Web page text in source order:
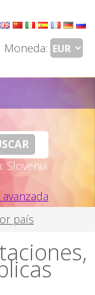
Moneda:
Slovenia
país